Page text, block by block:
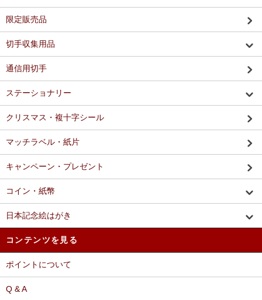
限定販売品
切手収集用品
通信用切手
ステーショナリー
クリスマス・複十字シール
マッチラベル・紙片
キャンペーン・プレゼント
コイン・紙幣
日本記念絵はがき
コンテンツを見る
ポイントについて
Q & A